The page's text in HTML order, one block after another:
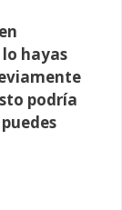
hayas
podría